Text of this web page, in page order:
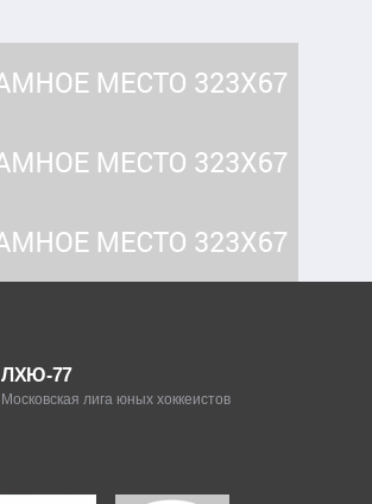
ЛХЮ-77
Московская лига юных хоккеистов